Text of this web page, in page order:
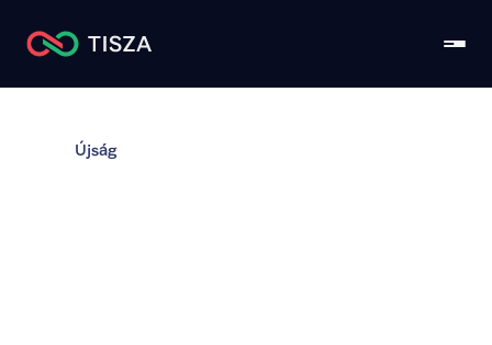
Újság